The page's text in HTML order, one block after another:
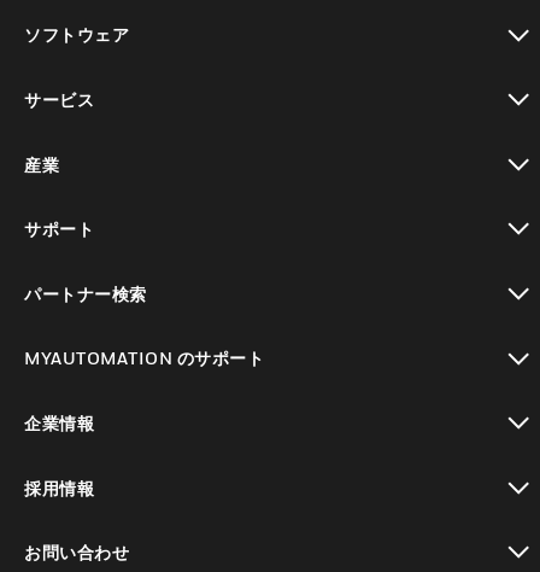
ソフトウェア
サービス
産業
サポート
パートナー検索
MYAUTOMATION のサポート
企業情報
採用情報
お問い合わせ